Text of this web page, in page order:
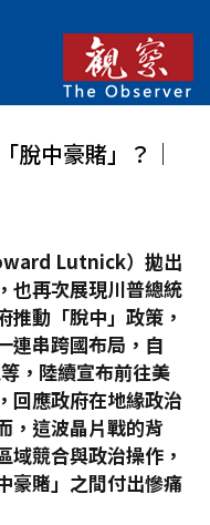
脫中豪賭」？│
Lutnick）拋出
也再次展現川普總統
推動「脫中」政策，
連串跨國布局，自
，陸續宣布前往美
回應政府在地緣政治
，這波晶片戰的背
域競合與政治操作，
豪賭」之間付出慘痛